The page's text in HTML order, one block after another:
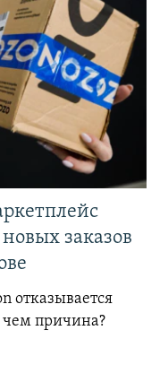
заказов
отказывается
чем причина?